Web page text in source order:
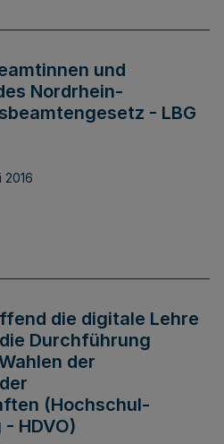
und
Nordrhein-
- LBG
2016
die digitale Lehre
Durchführung
der
(Hochschul-
HDVO)